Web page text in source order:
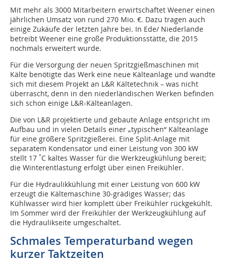
Mit mehr als 3000 Mitarbeitern erwirtschaftet Weener einen
jährlichen Umsatz von rund 270 Mio. €. Dazu tragen auch
einige Zukäufe der letzten Jahre bei. In Ede/ Niederlande
betreibt Weener eine große Produktionsstätte, die 2015
nochmals erweitert wurde.
Für die Versorgung der neuen Spritzgießmaschinen mit
Kälte benötigte das Werk eine neue Kälteanlage und wandte
sich mit diesem Projekt an L&R Kältetechnik – was nicht
überrascht, denn in den niederländischen Werken befinden
sich schon einige L&R-Kälteanlagen.
Die von L&R projektierte und gebaute Anlage entspricht im
Aufbau und in vielen Details einer „typischen“ Kälteanlage
für eine größere Spritzgießerei. Eine Split-Anlage mit
separatem Kondensator und einer Leistung von 300 kW
stellt 17 °C kaltes Wasser für die Werkzeugkühlung bereit;
die Winterentlastung erfolgt über einen Freikühler.
Für die Hydraulikkühlung mit einer Leistung von 600 kW
erzeugt die Kältemaschine 30-grädiges Wasser; das
Kühlwasser wird hier komplett über Freikühler rückgekühlt.
Im Sommer wird der Freikühler der Werkzeugkühlung auf
die Hydraulikseite umgeschaltet.
Schmales Temperaturband wegen
kurzer Taktzeiten